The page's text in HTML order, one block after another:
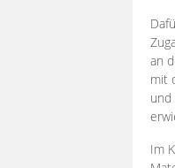
an
mit
und
Im